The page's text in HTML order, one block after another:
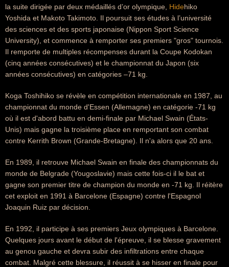
la suite dirigée par deux médaillés d’or olympique, Hidehiko
Yoshida et Makoto Takimoto. Il poursuit ses études à l’université
des sciences et des sports japonaise (Nippon Sport Science
University), et commence à remporter ses premiers "gros" tournois.
Il remporte de multiples récompenses durant la Coupe Kodokan
(cinq années consécutives) et le championnat du Japon (six
années consécutives) en catégories –71 kg.
Koga Toshihiko se révèle en compétition internationale en 1987, au
championnat du monde d'Essen (Allemagne) en catégorie -71 kg
où il est d'abord battu en demi-finale par Michael Swain (États-
Unis) mais gagne la troisième place en remportant son combat
contre Kerrith Brown (Grande-Bretagne). Il n'a alors que 20 ans.
En 1989, il retrouve Michael Swain en finale des championnats du
monde de Belgrade (Yougoslavie) mais cette fois-ci il le bat et
gagne son premier titre de champion du monde en -71 kg. Il réitère
cet exploit en 1991 à Barcelone (Espagne) contre l'Espagnol
Joaquin Ruiz par décision.
En 1992, il participe à ses premiers Jeux olympiques à Barcelone.
Quelques jours avant le début de l'épreuve, il se blesse gravement
au genou gauche et devra subir des infiltrations entre chaque
combat. Malgré cette blessure, il réussit à se hisser en finale pour